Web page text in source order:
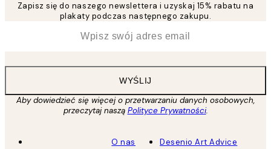
Zapisz się do naszego newslettera i uzyskaj 15% rabatu na
plakaty podczas następnego zakupu.
WYŚLIJ
Aby dowiedzieć się więcej o przetwarzaniu danych osobowych,
przeczytaj naszą Polityce Prywatności.
O nas
Desenio Art Advice